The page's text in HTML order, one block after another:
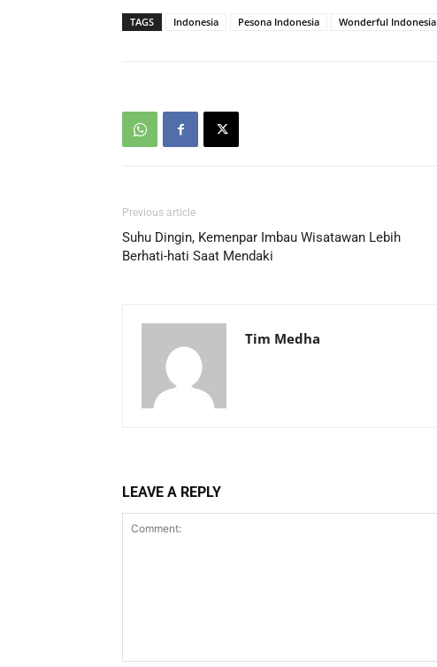
TAGS Indonesia Pesona Indonesia Wonderful Indonesia
Previous article
Suhu Dingin, Kemenpar Imbau Wisatawan Lebih
Berhati-hati Saat Mendaki
Tim Medha
LEAVE A REPLY